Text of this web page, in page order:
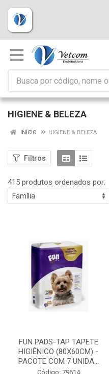
HIGIENE & BELEZA
INÍCIO HIGIENE & BELEZA
Filtros
415 produtos ordenados por:
FUN PADS-TAP TAPETE
HIGIÊNICO (80X60CM) -
PACOTE COM 7 UNIDA...
Código: 79614